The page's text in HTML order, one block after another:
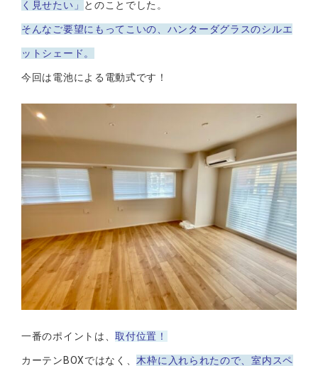
く見せたい」 とのことでした。
そんなご要望にもってこいの、ハンターダグラスのシルエ
ットシェード。
今回は電池による電動式です！
一番のポイントは、取付位置！
カーテンBOXではなく、 木枠に入れられたので、室内スペ